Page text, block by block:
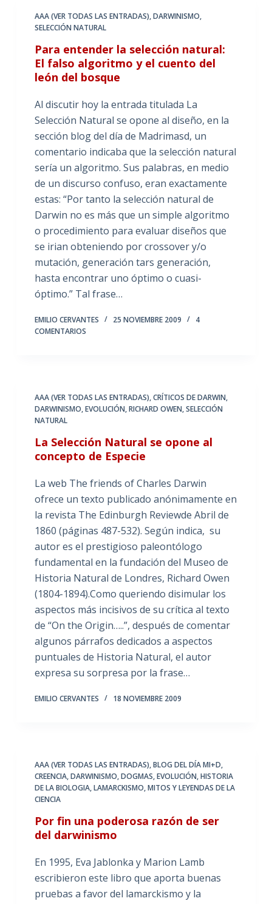
AAA (VER TODAS LAS ENTRADAS),DARWINISMO,
SELECCIÓN NATURAL
Para entender la selección natural:
El falso algoritmo y el cuento del
león del bosque
Al discutir hoy la entrada titulada La
Selección Natural se opone al diseño, en la
sección blog del día de Madrimasd, un
comentario indicaba que la selección natural
sería un algoritmo. Sus palabras, en medio
de un discurso confuso, eran exactamente
estas: “Por tanto la selección natural de
Darwin no es más que un simple algoritmo
o procedimiento para evaluar diseños que
se irian obteniendo por crossover y/o
mutación, generación tars generación,
hasta encontrar uno óptimo o cuasi-
óptimo.” Tal frase…
EMILIO CERVANTES 25 NOVIEMBRE 2009
4
COMENTARIOS
AAA (VER TODAS LAS ENTRADAS),CRÍTICOS DE DARWIN,
DARWINISMO,EVOLUCIÓN,RICHARD OWEN,SELECCIÓN
NATURAL
La Selección Natural se opone al
concepto de Especie
La web The friends of Charles Darwin
ofrece un texto publicado anónimamente en
la revista The Edinburgh Reviewde Abril de
1860 (páginas 487-532). Según indica, su
autor es el prestigioso paleontólogo
fundamental en la fundación del Museo de
Historia Natural de Londres, Richard Owen
(1804-1894).Como queriendo disimular los
aspectos más incisivos de su crítica al texto
de “On the Origin…..”, después de comentar
algunos párrafos dedicados a aspectos
puntuales de Historia Natural, el autor
expresa su sorpresa por la frase…
EMILIO CERVANTES 18 NOVIEMBRE 2009
AAA (VER TODAS LAS ENTRADAS),BLOG DEL DÍA MI+D,
CREENCIA,DARWINISMO,DOGMAS,EVOLUCIÓN,HISTORIA
DE LA BIOLOGIA,LAMARCKISMO,MITOS Y LEYENDAS DE LA
CIENCIA
Por fin una poderosa razón de ser
del darwinismo
En 1995, Eva Jablonka y Marion Lamb
escribieron este libro que aporta buenas
pruebas a favor del lamarckismo y la